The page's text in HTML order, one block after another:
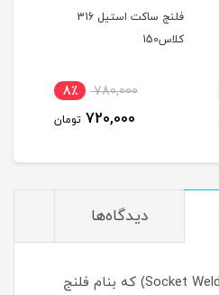
فلنج ساکت استیل 316
کلاس150
780,000 8٪
720,000 تومان
دیدگاه‌ها
فلنج ساکت ولد (Socket Weld Flange) که بنام فلنج